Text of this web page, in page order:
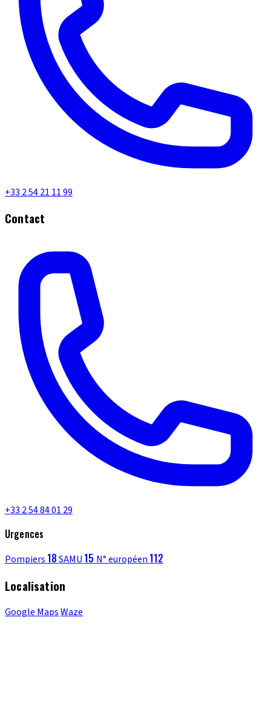
+33 2 54 21 11 99
Contact
+33 2 54 84 01 29
Urgences
Pompiers 18SAMU 15 N° européen 112
Localisation
Google MapsWaze